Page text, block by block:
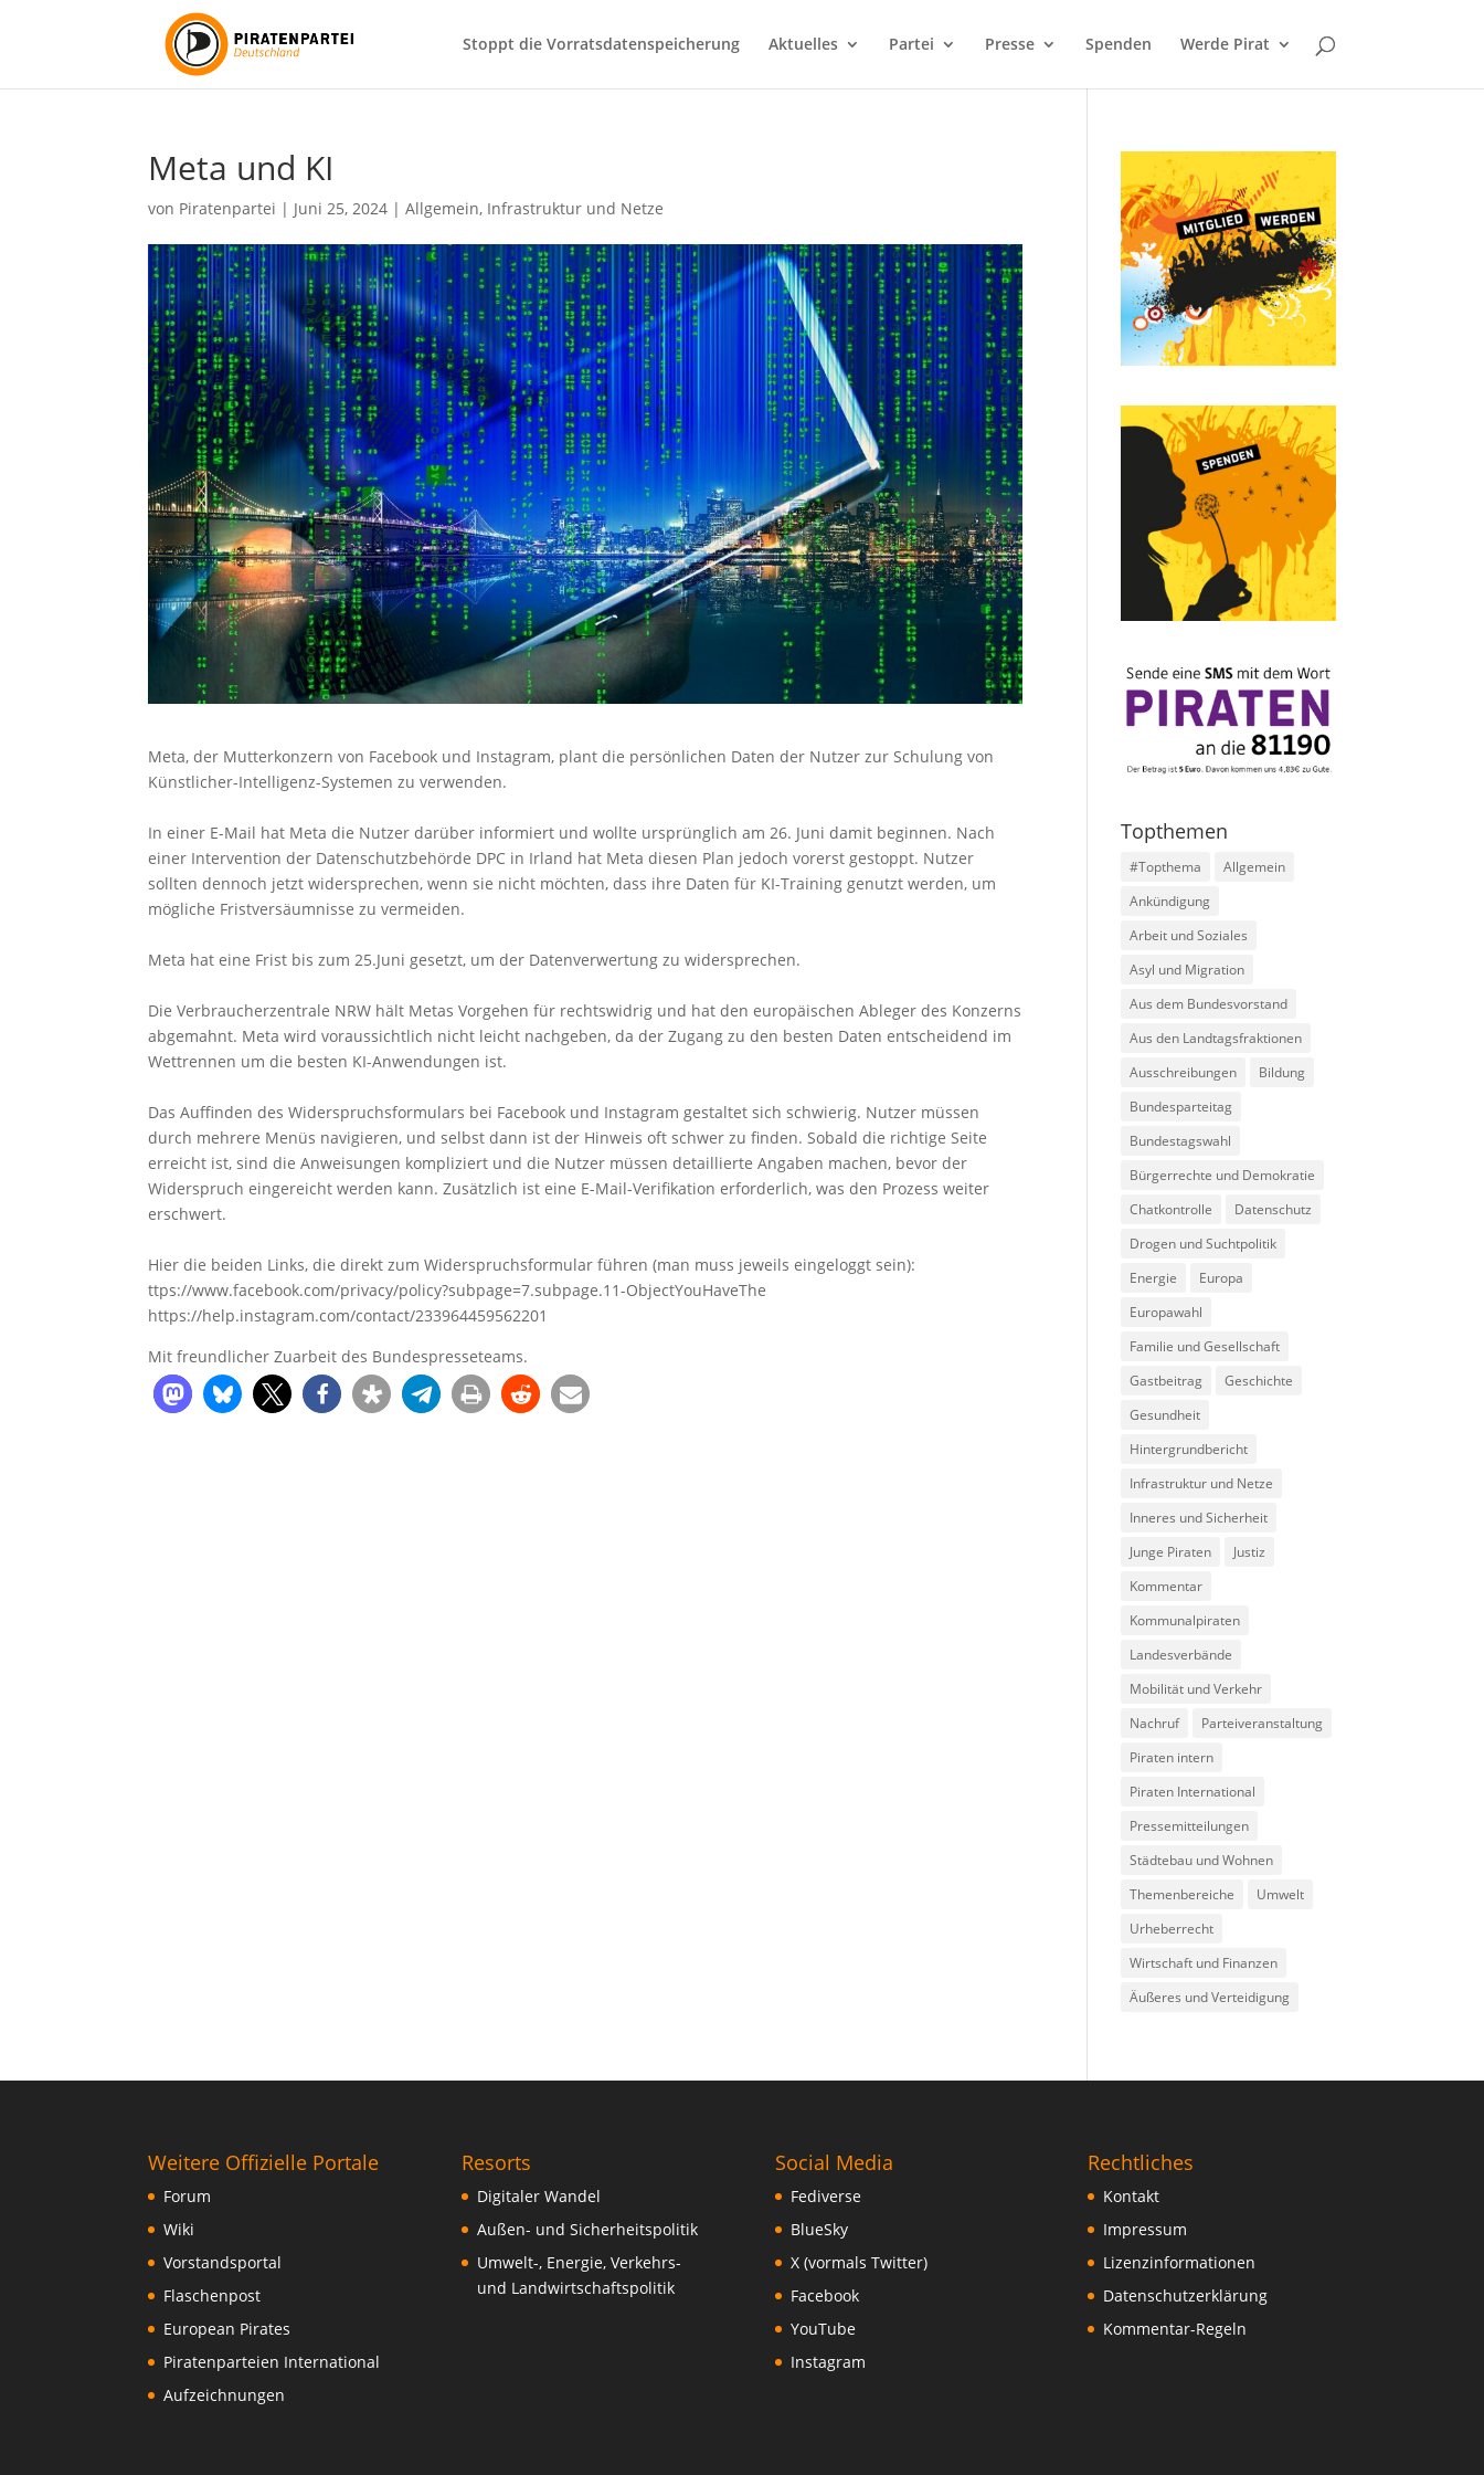
Stoppt die Vorratsdatenspeicherung Aktuelles Partei Presse Spenden Werde Pirat
Meta und KI
von Piratenpartei | Juni 25, 2024 |Allgemein, Infrastruktur und Netze
Meta, der Mutterkonzern von Facebook und Instagram, plant die persönlichen Daten der Nutzer zur Schulung von
Künstlicher-Intelligenz-Systemen zu verwenden.
In einer E-Mail hat Meta die Nutzer darüber informiert und wollte ursprünglich am 26. Juni damit beginnen. Nach
einer Intervention der Datenschutzbehörde DPC in Irland hat Meta diesen Plan jedoch vorerst gestoppt. Nutzer
sollten dennoch jetzt widersprechen, wenn sie nicht möchten, dass ihre Daten für KI-Training genutzt werden, um
mögliche Fristversäumnisse zu vermeiden.
Meta hat eine Frist bis zum 25.Juni gesetzt, um der Datenverwertung zu widersprechen.
Die Verbraucherzentrale NRW hält Metas Vorgehen für rechtswidrig und hat den europäischen Ableger des Konzerns
abgemahnt. Meta wird voraussichtlich nicht leicht nachgeben, da der Zugang zu den besten Daten entscheidend im
Wettrennen um die besten KI-Anwendungen ist.
Das Auffinden des Widerspruchsformulars bei Facebook und Instagram gestaltet sich schwierig. Nutzer müssen
durch mehrere Menüs navigieren, und selbst dann ist der Hinweis oft schwer zu finden. Sobald die richtige Seite
erreicht ist, sind die Anweisungen kompliziert und die Nutzer müssen detaillierte Angaben machen, bevor der
Widerspruch eingereicht werden kann. Zusätzlich ist eine E-Mail-Verifikation erforderlich, was den Prozess weiter
erschwert.
Hier die beiden Links, die direkt zum Widerspruchsformular führen (man muss jeweils eingeloggt sein):
ttps://www.facebook.com/privacy/policy?subpage=7.subpage.11-ObjectYouHaveThe
https://help.instagram.com/contact/233964459562201
Mit freundlicher Zuarbeit des Bundespresseteams.
Topthemen
#Topthema
Allgemein
Ankündigung
Arbeit und Soziales
Asyl und Migration
Aus dem Bundesvorstand
Aus den Landtagsfraktionen
Ausschreibungen
Bildung
Bundesparteitag
Bundestagswahl
Bürgerrechte und Demokratie
Chatkontrolle
Datenschutz
Drogen und Suchtpolitik
Energie
Europa
Europawahl
Familie und Gesellschaft
Gastbeitrag
Geschichte
Gesundheit
Hintergrundbericht
Infrastruktur und Netze
Inneres und Sicherheit
Junge Piraten
Justiz
Kommentar
Kommunalpiraten
Landesverbände
Mobilität und Verkehr
Nachruf
Parteiveranstaltung
Piraten intern
Piraten International
Pressemitteilungen
Städtebau und Wohnen
Themenbereiche
Umwelt
Urheberrecht
Wirtschaft und Finanzen
Äußeres und Verteidigung
Weitere Offizielle Portale
Forum
Wiki
Vorstandsportal
Flaschenpost
European Pirates
Piratenparteien International
Aufzeichnungen
Resorts
Digitaler Wandel
Außen- und Sicherheitspolitik
Umwelt-, Energie, Verkehrs-
und Landwirtschaftspolitik
Social Media
Fediverse
BlueSky
X (vormals Twitter)
Facebook
YouTube
Instagram
Rechtliches
Kontakt
Impressum
Lizenzinformationen
Datenschutzerklärung
Kommentar-Regeln